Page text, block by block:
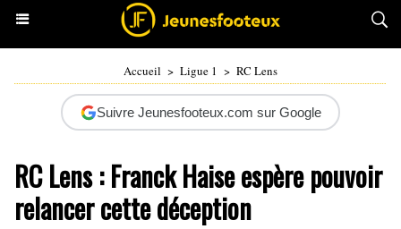
Accueil > Ligue 1 > RC Lens
Suivre Jeunesfooteux.com sur Google
RC Lens : Franck Haise espère pouvoir
relancer cette déception